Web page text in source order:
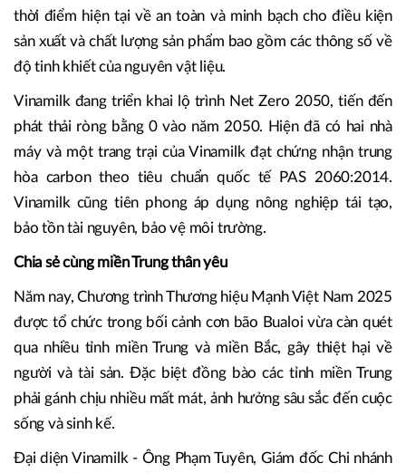
thời điểm hiện tại về an toàn và minh bạch cho điều kiện
sản xuất và chất lượng sản phẩm bao gồm các thông số về
độ tinh khiết của nguyên vật liệu.
Vinamilk đang triển khai lộ trình Net Zero 2050, tiến đến
phát thải ròng bằng 0 vào năm 2050. Hiện đã có hai nhà
máy và một trang trại của Vinamilk đạt chứng nhận trung
hòa carbon theo tiêu chuẩn quốc tế PAS 2060:2014.
Vinamilk cũng tiên phong áp dụng nông nghiệp tái tạo,
bảo tồn tài nguyên, bảo vệ môi trường.
Chia sẻ cùng miền Trung thân yêu
Năm nay, Chương trình Thương hiệu Mạnh Việt Nam 2025
được tổ chức trong bối cảnh cơn bão Bualoi vừa càn quét
qua nhiều tỉnh miền Trung và miền Bắc, gây thiệt hại về
người và tài sản. Đặc biệt đồng bào các tỉnh miền Trung
phải gánh chịu nhiều mất mát, ảnh hưởng sâu sắc đến cuộc
sống và sinh kế.
Đại diện Vinamilk - Ông Phạm Tuyên, Giám đốc Chi nhánh